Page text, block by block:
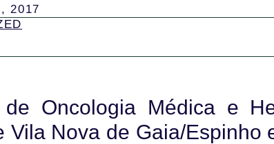
2017
Oncologia Médica e
Vila Nova de Gaia/Espinho